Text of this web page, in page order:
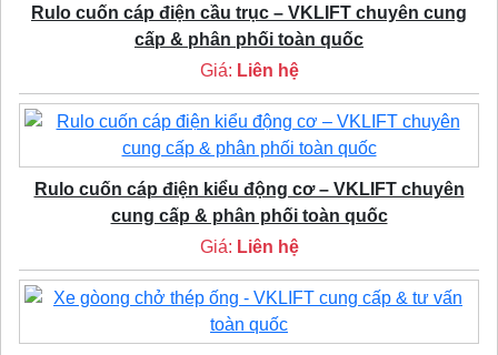
Rulo cuốn cáp điện cầu trục – VKLIFT chuyên cung
cấp & phân phối toàn quốc
Giá: Liên hệ
Rulo cuốn cáp điện kiểu động cơ – VKLIFT chuyên
cung cấp & phân phối toàn quốc
Giá: Liên hệ